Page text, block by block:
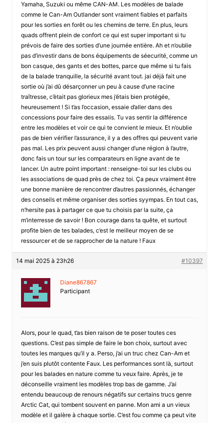
Yamaha, Suzuki ou même CAN-AM. Les modèles de balade
comme le Can-Am Outlander sont vraiment fiables et parfaits
pour les sorties en forêt ou les chemins de terre. En plus, leurs
quads offrent plein de confort ce qui est super important si tu
prévois de faire des sorties d’une journée entière. Ah et n’oublie
pas d’investir dans de bons équipements de séecurité, comme un
bon casque, des gants et des bottes, parce que même si tu fais
de la balade tranquille, la sécurité avant tout. jai déjà fait une
sortie où j’ai dû désarçonner un peu à cause d’une racine
traîtresse, c’ètait pas glorieux mes j’étais bien protégée,
heureusement ! Si t’as l’occasion, essaie d’aller dans des
concessions pour faire des essaiis. Tu vas sentir la différence
entre les modèles et voir ce qui te convient le mieux. Et n’oublie
pas de bien vérifier l’assurance, il y a des offres qui peuvent varie
pas mal. Les prix peuvent aussi changer d’une région à l’autre,
donc fais un tour sur les comparateurs en ligne avant de te
lancer. Un autre point important : renseigne-toi sur les clubs ou
les associations de quad près de chez toi. Ça peux vraiment être
une bonne manière de rencontrer d’autres passionnés, échanger
des conseils et même organiser des sorties syympas. En tout cas,
n’hersite pas à partager ce que tu choisis par la suite, ça
m’interresse de savoir ! Bon courage dans ta quête, et surtout
profite bien de tes balades, c’est le meilleur moyen de se
ressourcer et de se rapprocher de la nature ! Faux
14 mai 2025 à 23h26 #10397
Diane867867
Participant
Alors, pour le quad, t’as bien raison de te poser toutes ces
questions. C’est pas simple de faire le bon choix, surtout avec
toutes les marques qu’il y a. Perso, j’ai un truc chez Can-Am et
j’en suis plutôt contente Faux. Les performances sont là, surtout
pour les balades en nature comme tu veux faire. Après, je te
déconseille vraiment les modèles trop bas de gamme. J’ai
entendu beaucoup de renours négatifs sur certains trucs genre
Arctic Cat, qui tombent souvent en panne. Mon ami a un vieux
modèle et il galère à chaque sortie. C’est fou comme ça peut vite